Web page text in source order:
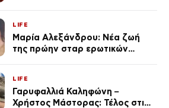
ποια είσαι σοκαρίστικα»
LIFE
Μαρία Αλεξάνδρου: Νέα ζωή
της πρώην σταρ ερωτικών
(Φωτογραφίες)
LIFE
Γαρυφαλλιά Καληφώνη –
Χρήστος Μάστορας: Τέλος στις